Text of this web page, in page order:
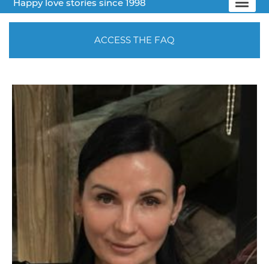
Happy love stories since 1998
ACCESS THE FAQ